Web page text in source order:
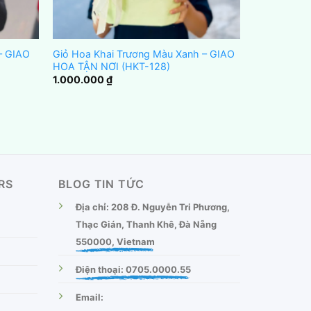
GIAO
Giỏ Hoa Khai Trương Màu Xanh – GIAO
HOA TẬN NƠI (HKT-128)
1.000.000₫
BLOG TIN TỨC
Địa chỉ: 208 Đ. Nguyễn Tri Phương,
Thạc Gián, Thanh Khê, Đà Nẵng
550000, Vietnam
Điện thoại: 0705.0000.55
Email: